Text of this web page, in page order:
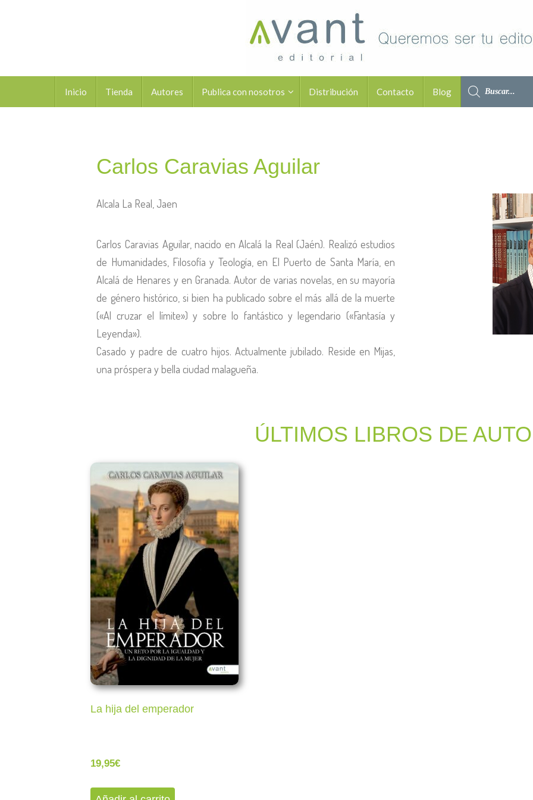
Inicio Tienda Autores Publica con nosotros Distribución Contacto Blog
Carlos Caravias Aguilar
Alcala La Real, Jaen
Carlos Caravias Aguilar, nacido en Alcalá la Real (Jaén). Realizó estudios
de Humanidades, Filosofía y Teología, en El Puerto de Santa María, en
Alcalá de Henares y en Granada. Autor de varias novelas, en su mayoría
de género histórico, si bien ha publicado sobre el más allá de la muerte
(«Al cruzar el límite») y sobre lo fantástico y legendario («Fantasía y
Leyenda»).
Casado y padre de cuatro hijos. Actualmente jubilado. Reside en Mijas,
una próspera y bella ciudad malagueña.
ÚLTIMOS LIBROS DE
La hija del emperador
19,95€